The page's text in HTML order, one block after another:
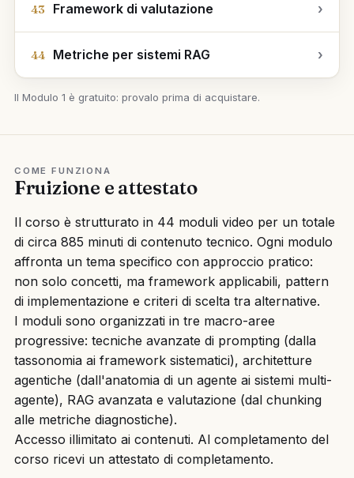
43 Framework di valutazione ›
44 Metriche per sistemi RAG ›
Il Modulo 1 è gratuito: provalo prima di acquistare.
COME FUNZIONA
Fruizione e attestato
Il corso è strutturato in 44 moduli video per un totale
di circa 885 minuti di contenuto tecnico. Ogni modulo
affronta un tema specifico con approccio pratico:
non solo concetti, ma framework applicabili, pattern
di implementazione e criteri di scelta tra alternative.
I moduli sono organizzati in tre macro-aree
progressive: tecniche avanzate di prompting (dalla
tassonomia ai framework sistematici), architetture
agentiche (dall'anatomia di un agente ai sistemi multi-
agente), RAG avanzata e valutazione (dal chunking
alle metriche diagnostiche).
Accesso illimitato ai contenuti. Al completamento del
corso ricevi un attestato di completamento.